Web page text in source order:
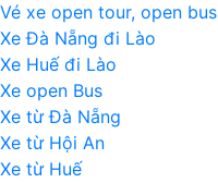
Vé xe open tour, open bus
Xe Đà Nẵng đi Lào
Xe Huế đi Lào
Xe open Bus
Xe từ Đà Nẵng
Xe từ Hội An
Xe từ Huế